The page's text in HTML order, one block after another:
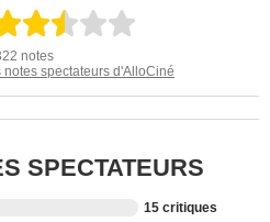
notes
notes spectateurs d'AlloCiné
SPECTATEURS
15 critiques